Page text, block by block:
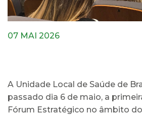
07 MAI 2026
A Unidade Local de Saúde de
passado dia 6 de maio, a
Fórum Estratégico no âmbito